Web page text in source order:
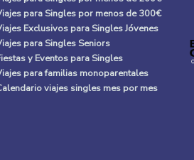
para Singles por menos de 300€
Exclusivos para Singles Jóvenes
para Singles Seniors
y Eventos para Singles
para familias monoparentales
viajes singles mes por mes